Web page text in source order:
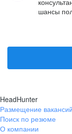
шансы
HeadHunter
Размещение вакансий
Поиск по резюме
О компании